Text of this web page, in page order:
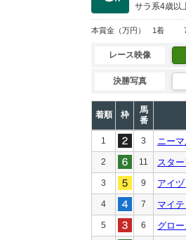
サラ系4歳以
本賞金 （万円） 1着
レース映像
決勝写真
着順 枠
馬
番
1 3 ニー
2 11 スタ
3 9 アイ
4 7 マイ
5 6 グロ